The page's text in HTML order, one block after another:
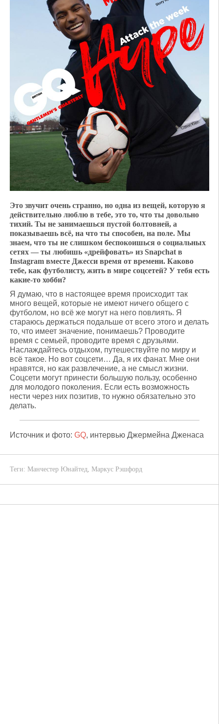
Это звучит очень странно, но одна из вещей, которую я
действительно люблю в тебе, это то, что ты довольно
тихий. Ты не занимаешься пустой болтовней, а
показываешь всё, на что ты способен, на поле. Мы
знаем, что ты не слишком беспокоишься о социальных
сетях — ты любишь «дрейфовать» из Snapchat в
Instagram вместе Джесси время от времени. Каково
тебе, как футболисту, жить в мире соцсетей? У тебя есть
какие-то хобби?
Я думаю, что в настоящее время происходит так
много вещей, которые не имеют ничего общего с
футболом, но всё же могут на него повлиять. Я
стараюсь держаться подальше от всего этого и делать
то, что имеет значение, понимаешь? Проводите
время с семьей, проводите время с друзьями.
Наслаждайтесь отдыхом, путешествуйте по миру и
всё такое. Но вот соцсети… Да, я их фанат. Мне они
нравятся, но как развлечение, а не смысл жизни.
Соцсети могут принести большую пользу, особенно
для молодого поколения. Если есть возможность
нести через них позитив, то нужно обязательно это
делать.
Источник и фото: GQ, интервью Джермейна Дженаса
Теги: Манчестер Юнайтед Маркус Рэшфорд